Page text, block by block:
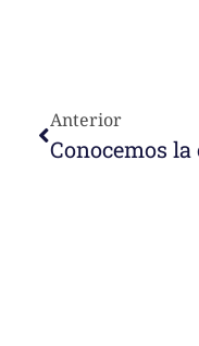
Anterior